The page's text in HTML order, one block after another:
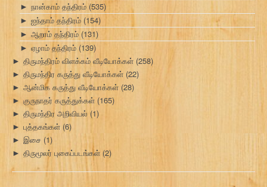
► நான்காம் தந்திரம் (535)
► ஐந்தாம் தந்திரம் (154)
► ஆறாம் தந்திரம் (131)
► ஏழாம் தந்திரம் (139)
► திருமந்திரம் விளக்கம் வீடியோக்கள் (258)
► திருமந்திர கருத்து வீடியோக்கள் (22)
► ஆன்மிக கருத்து வீடியோக்கள் (28)
► குருநாதர் கருத்துக்கள் (165)
► திருமந்திர அறிவியல் (1)
► புத்தகங்கள் (6)
► இசை (1)
► திருமூலர் புகைப்படங்கள் (2)